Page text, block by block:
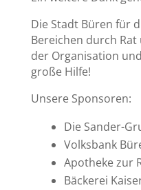
Die Stadt Büren für
Bereichen durch
der Organisation
große Hilfe!
Unsere Sponsoren:
Die Sander-
Volksbank
Apotheke zur
Bäckerei